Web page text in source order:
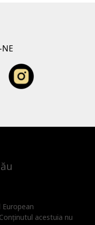
NE
acestuia nu